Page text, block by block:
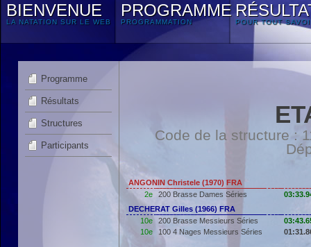
BIENVENUE
LA NATATION SUR LE WEB
PROGRAMME
PROGRAMMATION POUR TOUT
Programme
Résultats
Structures
Participants
Code de la structure :
ANGONIN Christele (1970) FRA
2e
200 Brasse Dames Séries
DECHERAT Gilles (1966) FRA
10e
200 Brasse Messieurs Séries
10e
100 4 Nages Messieurs Séries